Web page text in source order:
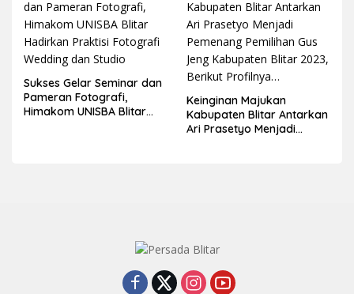
Sukses Gelar Seminar dan
Pameran Fotografi,
Himakom UNISBA Blitar
Keinginan Majukan
Kabupaten Blitar Antarkan
Ari Prasetyo Menjadi